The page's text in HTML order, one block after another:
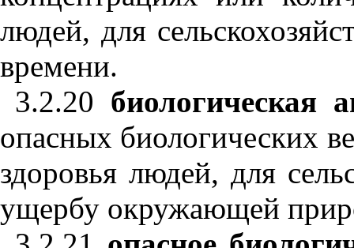
людей, для
времени.
3.2.20 биологическая
опасных биологических
здоровья людей, для
ущербу окружающей